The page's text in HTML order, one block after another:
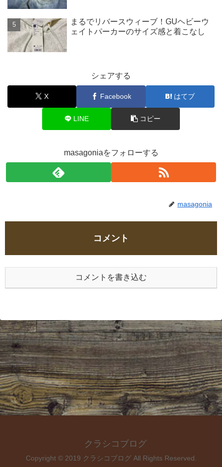
まるでリバースウィーブ！GUヘビーウ
ェイトパーカーのサイズ感と着こなし
シェアする
X Facebook はてブ
LINE コピー
masagoniaをフォローする
masagonia
コメント
コメントを書き込む
クラシコブログ
Copyright © 2019 クラシコブログ All Rights Reserved.